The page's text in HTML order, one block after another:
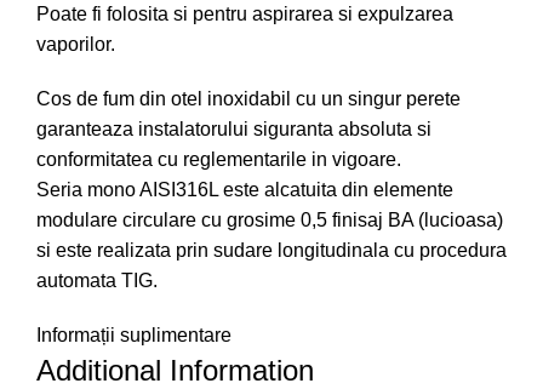
Poate fi folosita si pentru aspirarea si expulzarea
vaporilor.
Cos de fum din otel inoxidabil cu un singur perete
garanteaza instalatorului siguranta absoluta si
conformitatea cu reglementarile in vigoare.
Seria mono AISI316L este alcatuita din elemente
modulare circulare cu grosime 0,5 finisaj BA (lucioasa)
si este realizata prin sudare longitudinala cu procedura
automata TIG.
Informații suplimentare
Additional Information